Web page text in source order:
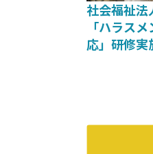
社会福祉法
「ハラス
応」研修実